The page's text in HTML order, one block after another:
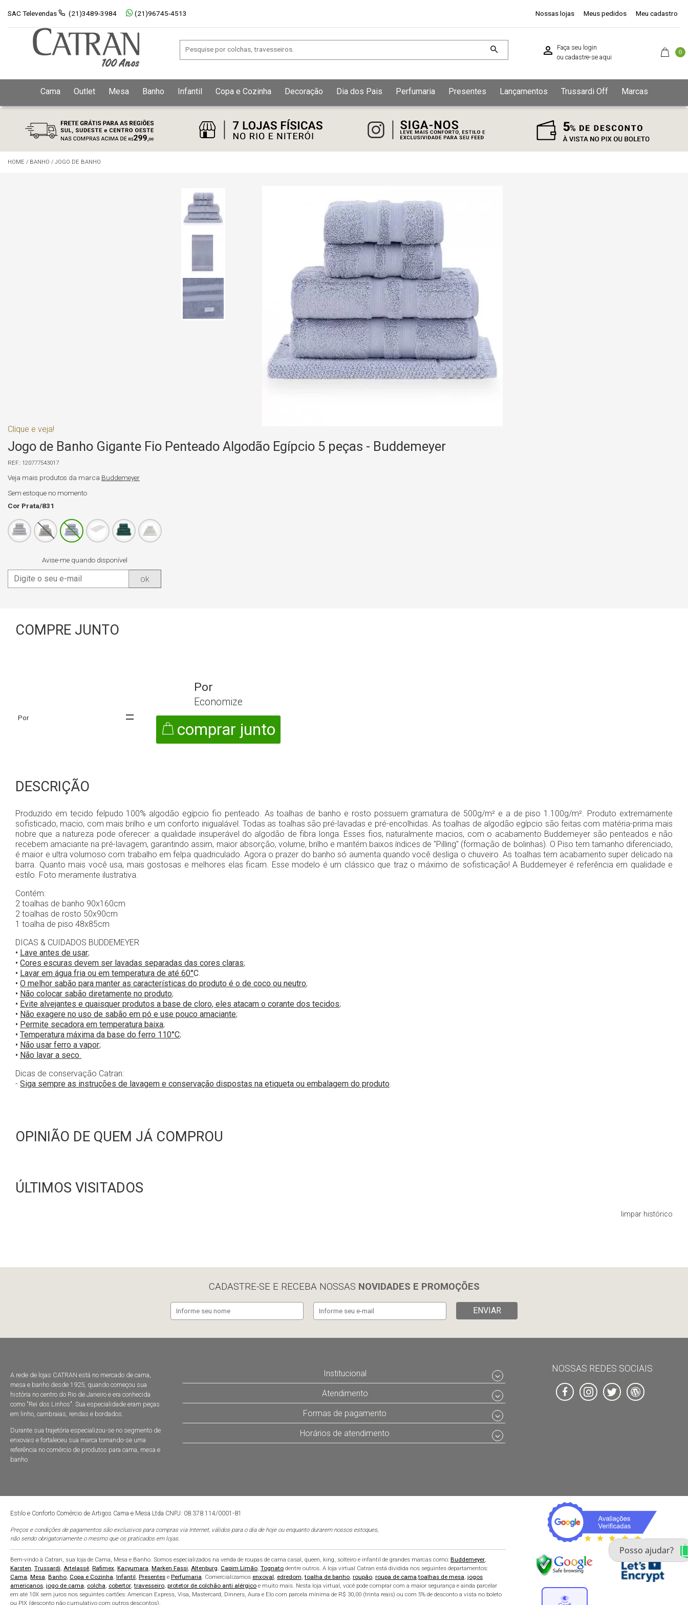
SAC Televendas (21)3489-3984 (21)96745-4513 Nossas lojas Meus pedidos Meu cadastro
Faça seu login
ou cadastre-se aqui
0
Cama Outlet Mesa Banho Infantil Copa e Cozinha Decoração Dia dos Pais Perfumaria Presentes Lançamentos Trussardi Off Marcas
HOME / BANHO / JOGO DE BANHO
Clique e veja!
Jogo de Banho Gigante Fio Penteado Algodão Egípcio 5 peças - Buddemeyer
120777543017
Veja mais produtos da marca Buddemeyer
Sem estoque no momento
Cor Prata/831
Avise-me quando disponível
ok
COMPRE JUNTO
Economize
comprar junto
DESCRIÇÃO
Produzido em tecido felpudo 100% algodão egípcio fio penteado. As toalhas de banho e rosto possuem gramatura de 500g/m² e a de piso 1.100g/m². Produto extremamente
sofisticado, macio, com mais brilho e um conforto inigualável. Todas as toalhas são pré-lavadas e pré-encolhidas. As toalhas de algodão egípcio são feitas com matéria-prima mais
nobre que a natureza pode oferecer: a qualidade insuperável do algodão de fibra longa. Esses fios, naturalmente macios, com o acabamento Buddemeyer são penteados e não
recebem amaciante na pré-lavagem, garantindo assim, maior absorção, volume, brilho e mantém baixos índices de "Pilling" (formação de bolinhas). O Piso tem tamanho diferenciado,
é maior e ultra volumoso com trabalho em felpa quadriculado. Agora o prazer do banho só aumenta quando você desliga o chuveiro. As toalhas tem acabamento super delicado na
barra. Quanto mais você usa, mais gostosas e melhores elas ficam. Esse modelo é um clássico que traz o máximo de sofisticação! A Buddemeyer é referência em qualidade e
estilo. Foto meramente ilustrativa.
Contém:
2 toalhas de banho 90x160cm
2 toalhas de rosto 50x90cm
1 toalha de piso 48x85cm
DICAS & CUIDADOS BUDDEMEYER
• Lave antes de usar;
• Cores escuras devem ser lavadas separadas das cores claras;
• Lavar em água fria ou em temperatura de até 60°C.
• O melhor sabão para manter as características do produto é o de coco ou neutro;
• Não colocar sabão diretamente no produto;
• Evite alvejantes e quaisquer produtos a base de cloro, eles atacam o corante dos tecidos;
• Não exagere no uso de sabão em pó e use pouco amaciante;
• Permite secadora em temperatura baixa;
• Temperatura máxima da base do ferro 110°C;
• Não usar ferro a vapor;
• Não lavar a seco.
Dicas de conservação Catran:
- Siga sempre as instruções de lavagem e conservação dispostas na etiqueta ou embalagem do produto.
OPINIÃO DE QUEM JÁ COMPROU
ÚLTIMOS VISITADOS
limpar histórico
CADASTRE-SE E RECEBA NOSSAS NOVIDADES E PROMOÇÕES
ENVIAR
A rede de lojas CATRAN está no mercado de cama,
mesa e banho desde 1925, quando começou sua
história no centro do Rio de Janeiro e era conhecida
como "Rei dos Linhos". Sua especialidade eram peças
em linho, cambraias, rendas e bordados.
Durante sua trajetória especializou-se no segmento de
enxovais e fortaleceu sua marca tornando-se uma
referência no comércio de produtos para cama, mesa e
banho.
Institucional
Atendimento
Formas de pagamento
Horários de atendimento
NOSSAS REDES SOCIAIS
Estilo e Conforto Comércio de Artigos Cama e Mesa Ltda CNPJ: 08.378.114/0001-81
Preços e condições de pagamentos são exclusivos para compras via Internet, válidos para o dia de hoje ou enquanto durarem nossos estoques,
não sendo obrigatoriamente o mesmo que os praticados em lojas.
Bem-vindo à Catran, sua loja de Cama, Mesa e Banho. Somos especializados na venda de roupas de cama casal, queen, king, solteiro e infantil de grandes marcas como: Buddemeyer,
Karsten, Trussardi, Artelassê, Rafimex, Kacyumara, Marken Fassi, Altenburg, Capim Limão, Tognato dentre outros. A loja virtual Catran está dividida nos seguintes departamentos:
Cama, Mesa, Banho, Copa e Cozinha, Infantil, Presentes e Perfumaria. Comercializamos enxoval, edredom,toalha de banho, roupão, roupa de cama,toalhas de mesa, jogos
americanos, jogo de cama, colcha, cobertor,travesseiro, protetor de colchão anti alérgico e muito mais. Nesta loja virtual, você pode comprar com a maior segurança e ainda parcelar
em até 10X sem juros nos seguintes cartões: American Express, Visa, Mastercard, Dinners, Aura e Elo com parcela mínima de R$ 30,00 (trinta reais) ou com 5% de desconto a vista no boleto
ou PIX (desconto não cumulativo com outros descontos).
Fale com um especialista
enxoval